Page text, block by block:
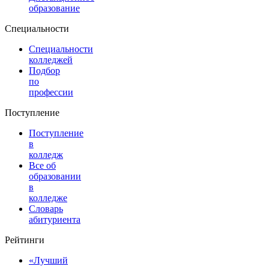
образование
Специальности
Специальности
колледжей
Подбор
по
профессии
Поступление
Поступление
в
колледж
Все об
образовании
в
колледже
Словарь
абитуриента
Рейтинги
«Лучший